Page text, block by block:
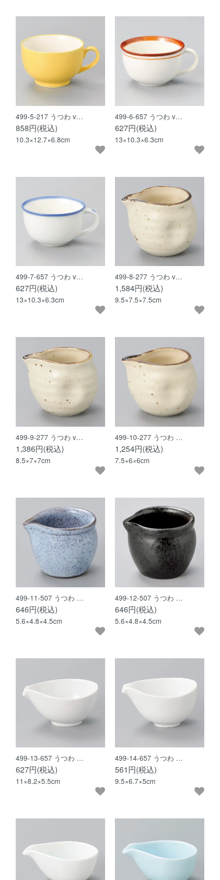
499-5-217 うつわ v…
858円(税込)
10.3×12.7×6.8cm
499-6-657 うつわ v…
627円(税込)
13×10.3×6.3cm
499-7-657 うつわ v…
627円(税込)
13×10.3×6.3cm
499-8-277 うつわ v…
1,584円(税込)
9.5×7.5×7.5cm
499-9-277 うつわ v…
1,386円(税込)
8.5×7×7cm
499-10-277 うつわ …
1,254円(税込)
7.5×6×6cm
499-11-507 うつわ …
646円(税込)
5.6×4.8×4.5cm
499-12-507 うつわ …
646円(税込)
5.6×4.8×4.5cm
499-13-657 うつわ …
627円(税込)
11×8.2×5.5cm
499-14-657 うつわ …
561円(税込)
9.5×6.7×5cm